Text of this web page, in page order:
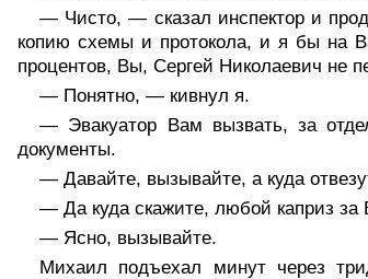
— Чисто, — сказал инспектор и
копию схемы и протокола, и я бы на
процентов, Вы, Сергей Николаевич не
— Понятно, — кивнул я.
— Эвакуатор Вам вызвать, за
документы.
— Давайте, вызывайте, а куда
— Да куда скажите, любой каприз за
— Ясно, вызывайте.
Михаил подъехал минут через